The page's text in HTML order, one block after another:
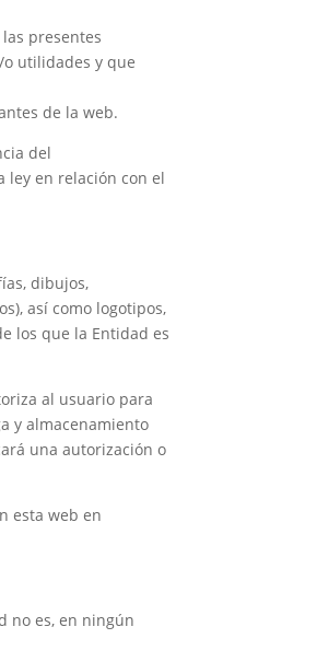
presentes
o utilidades y que
de la web.
del
ley en relación con el
dibujos,
así como logotipos,
los que la Entidad es
al usuario para
y almacenamiento
una autorización o
esta web en
no es, en ningún